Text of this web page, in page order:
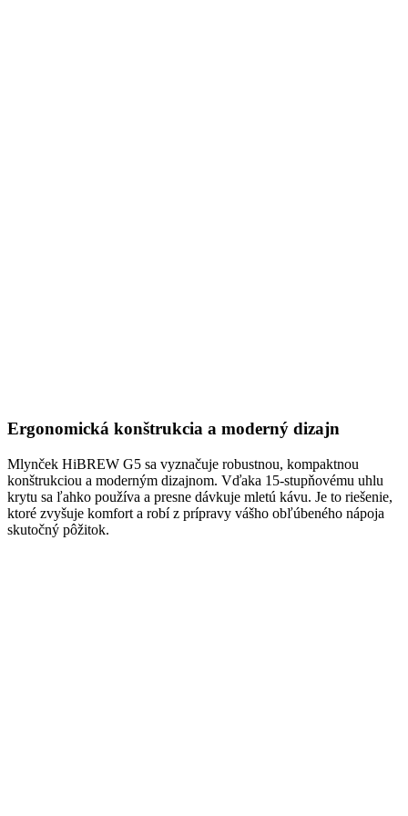
Ergonomická konštrukcia a moderný dizajn
Mlynček HiBREW G5 sa vyznačuje robustnou, kompaktnou
konštrukciou a moderným dizajnom. Vďaka 15-stupňovému uhlu
krytu sa ľahko používa a presne dávkuje mletú kávu. Je to riešenie,
ktoré zvyšuje komfort a robí z prípravy vášho obľúbeného nápoja
skutočný pôžitok.